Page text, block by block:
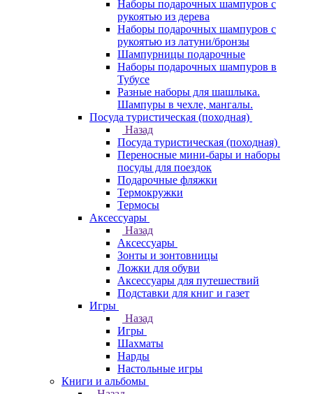
Наборы подарочных шампуров с
рукоятью из дерева
Наборы подарочных шампуров с
рукоятью из латуни/бронзы
Шампурницы подарочные
Наборы подарочных шампуров в
Тубусе
Разные наборы для шашлыка.
Шампуры в чехле, мангалы.
Посуда туристическая (походная)
Назад
Посуда туристическая (походная)
Переносные мини-бары и наборы
посуды для поездок
Подарочные фляжки
Термокружки
Термосы
Аксессуары
Назад
Аксессуары
Зонты и зонтовницы
Ложки для обуви
Аксессуары для путешествий
Подставки для книг и газет
Игры
Назад
Игры
Шахматы
Нарды
Настольные игры
Книги и альбомы